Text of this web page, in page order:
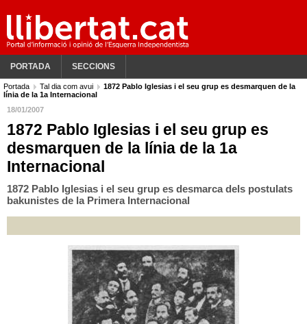
PORTADA SECCIONS
Portada Tal dia com avui
1872 Pablo Iglesias i el seu grup es desmarquen de la
línia de la 1a Internacional
18/01/2007
1872 Pablo Iglesias i el seu grup es
desmarquen de la línia de la 1a
Internacional
1872 Pablo Iglesias i el seu grup es desmarca dels postulats
bakunistes de la Primera Internacional